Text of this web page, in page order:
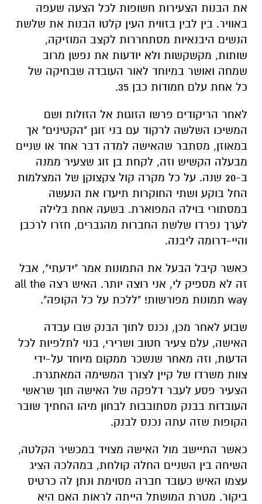
את הבנות הצעירות חשופות לכל הצעה שעפה
באוויר. בין לבין בזווית העין קלטו הבנות את שלשת
הנשים היבנאיות מסתחררות לקצב המוזיקה,
שותות, מקשקשות ולא יודעות את נפשן מרוב
שמחה ואושר במיוחד לאור העובדה שבחיקה של
כל אחת עלם חמודות כבן 35.
לאחר הריקודים פרשו הזוגות אל הזולות ושם
המשיכו השלשה לרקוד עם בני זוגן "הקטינים" אך
במאוזן, מסתבר שהאישה למדה דבר אחד או שניים
מבעלה הקשיש וזה, לקחת בן זוג שצעיר ממנה
ב-20 שנה. על כל מקרה קול צקצוקן של המצלמות
החל בוקע ושתי החוקרות תיעדו את הנעשה
במסתורי בוילה המפוארת. בשעה אחת בלילה
לערך נפרדו שלשת החברות מהגברים, חזרו לרכבן
והיי-דרומה ליבנה.
כאשר קיבל הבעל את התמונות אמר "ידעתי", אבל
זה לא מספיק לי, אני רוצה יותר. האיש רצה all the
way תמונות מפורשות! "ללכת על כל הקופה".
שבוע לאחר מכן, נכנס לתוך הבנק שבו עבדה
האישה, עלם צעיר חטוב ושרירי, בנוי לתלפיות לכל
הדעות, וזה מאחר שנשכר ממקום מיוחד על-ידי
צוות משרדו של קיין לצורך המשימה המאתגרת.
הצעיר פסע לעבר דלפקה של האישה תוך שראשי
העובדות בבנק מסתובבות לבחון מיהו החתיך שובר
הקופות שזה עתה נכנס לבנק.
כאשר התיישב מול האישה מצויד במכשיר הקלטה,
השיחה בין השניים החלה קולחת, במהלכה הציג
עצמו האיש כעובד חברה מסוימת ונתן לה כרטיס
ביקור. מטרת המושתל הייתה לראות האם היא